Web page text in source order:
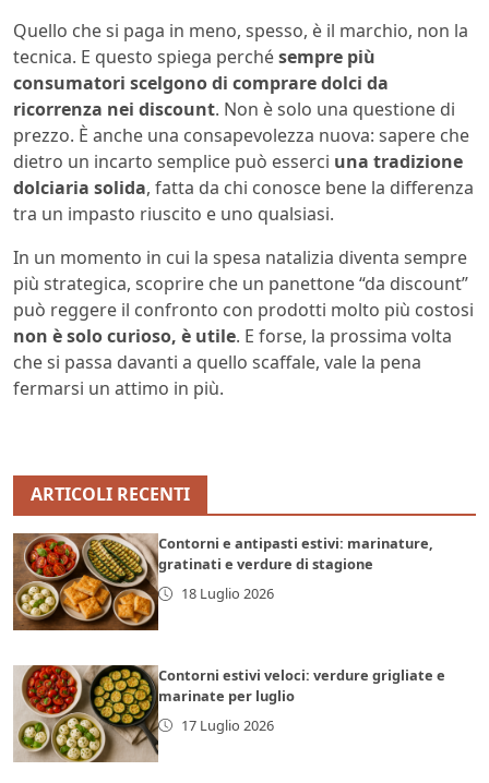
Quello che si paga in meno, spesso, è il marchio, non la
tecnica. E questo spiega perchésempre più
consumatori scelgono di comprare dolci da
ricorrenza nei discount. Non è solo una questione di
prezzo. È anche una consapevolezza nuova: sapere che
dietro un incarto semplice può esserci una tradizione
dolciaria solida, fatta da chi conosce bene la differenza
tra un impasto riuscito e uno qualsiasi.
In un momento in cui la spesa natalizia diventa sempre
più strategica, scoprire che un panettone “da discount”
può reggere il confronto con prodotti molto più costosi
non è solo curioso, è utile. E forse, la prossima volta
che si passa davanti a quello scaffale, vale la pena
fermarsi un attimo in più.
ARTICOLI RECENTI
Contorni e antipasti estivi: marinature,
gratinati e verdure di stagione
18 Luglio 2026
Contorni estivi veloci: verdure grigliate e
marinate per luglio
17 Luglio 2026